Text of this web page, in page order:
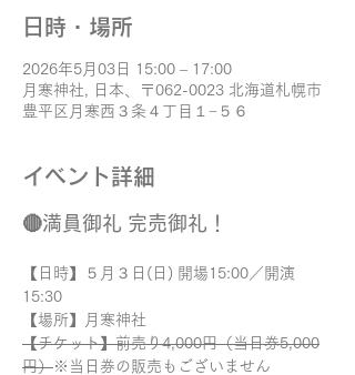
日時・場所
2026年5月03日 15:00 – 17:00
月寒神社, 日本、〒062-0023 北海道札幌市
豊平区月寒西３条４丁目１−５６
イベント詳細
🔴満員御礼 完売御礼！
【日時】５月３日(日) 開場15:00／開演
15:30
【場所】月寒神社
【チケット】前売り4,000円（当日券5,000
円）※当日券の販売もございません